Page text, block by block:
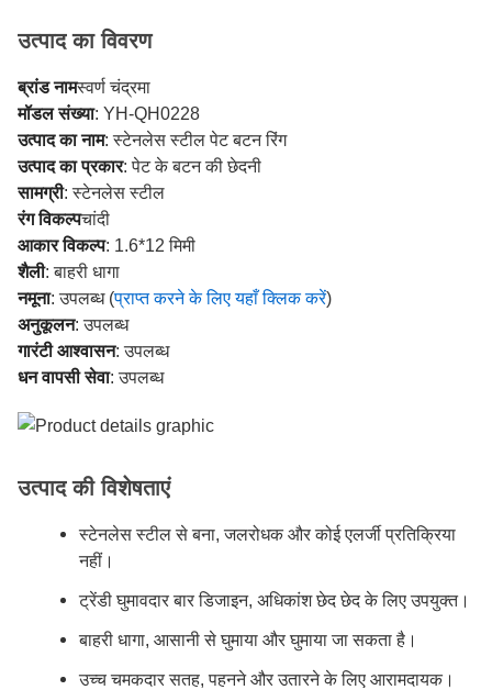
उत्पाद का विवरण
ब्रांड नामस्वर्ण चंद्रमा
मॉडल संख्या: YH-QH0228
उत्पाद का नाम: स्टेनलेस स्टील पेट बटन रिंग
उत्पाद का प्रकार: पेट के बटन की छेदनी
सामग्री: स्टेनलेस स्टील
रंग विकल्पचांदी
आकार विकल्प: 1.6*12 मिमी
शैली: बाहरी धागा
नमूना: उपलब्ध (प्राप्त करने के लिए यहाँ क्लिक करें)
अनुकूलन: उपलब्ध
गारंटी आश्वासन: उपलब्ध
धन वापसी सेवा: उपलब्ध
उत्पाद की विशेषताएं
स्टेनलेस स्टील से बना, जलरोधक और कोई एलर्जी प्रतिक्रिया
नहीं।
ट्रेंडी घुमावदार बार डिजाइन, अधिकांश छेद छेद के लिए उपयुक्त।
बाहरी धागा, आसानी से घुमाया और घुमाया जा सकता है।
उच्च चमकदार सतह, पहनने और उतारने के लिए आरामदायक।